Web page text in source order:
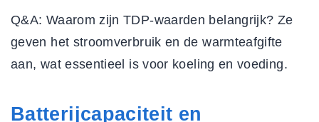
Q&A: Waarom zijn TDP-waarden belangrijk? Ze
geven het stroomverbruik en de warmteafgifte
aan, wat essentieel is voor koeling en voeding.
Batterijcapaciteit en